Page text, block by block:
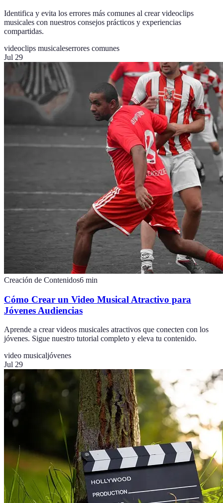
Identifica y evita los errores más comunes al crear videoclips
musicales con nuestros consejos prácticos y experiencias
compartidas.
videoclips musicaleserrores comunes
Jul 29
Creación de Contenidos6 min
Cómo Crear un Video Musical Atractivo para
Jóvenes Audiencias
Aprende a crear videos musicales atractivos que conecten con los
jóvenes. Sigue nuestro tutorial completo y eleva tu contenido.
video musicaljóvenes
Jul 29